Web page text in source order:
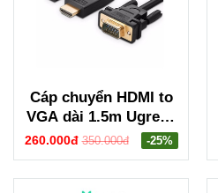
Cáp chuyển HDMI to
VGA dài 1.5m Ugreen
30449
260.000đ 350.000đ -25%